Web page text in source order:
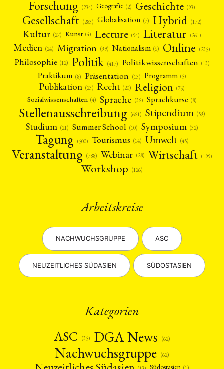
Forschung (234) Geografie (2) Geschichte (93)
Gesellschaft (283) Globalisation (7) Hybrid (172)
Kultur (27) Kunst (4) Lecture (94) Literatur (261)
Medien (24) Migration (39) Nationalism (6) Online (235)
Philosophie (12) Politik (417) Politikwissenschaften (13)
Praktikum (8) Präsentation (13) Programm (5)
Publikation (23) Recht (20) Religion (75)
Sozialwissenschaften (4) Sprache (36) Sprachkurse (8)
Stellenausschreibung (661) Stipendium (53)
Studium (21) Summer School (10) Symposium (32)
Tagung (500) Tourismus (14) Umwelt (45)
Veranstaltung (788) Webinar (28) Wirtschaft (199)
Workshop (126)
Arbeitskreise
NACHWUCHSGRUPPE ASC
NEUZEITLICHES SÜDASIEN SÜDOSTASIEN
Kategorien
ASC
(35) DGA News (62)
Nachwuchsgruppe (62)
Südostasien